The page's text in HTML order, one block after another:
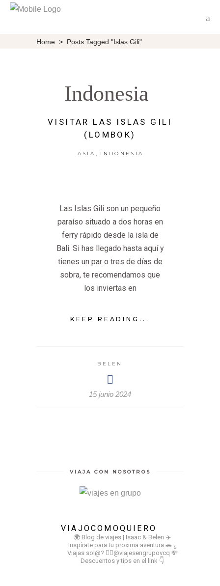
Home > Posts Tagged "Islas Gili"
Indonesia
VISITAR LAS ISLAS GILI
(LOMBOK)
ASIA , INDONESIA
Las Islas Gili son un pequeño
paraíso situado a dos horas en
ferry rápido desde la isla de
Bali. Si has llegado hasta aquí y
tienes un par o tres de días de
sobra, te recomendamos que
los inviertas en
KEEP READING...
BELEN
15 junio 2024
VIAJA CON NOSOTROS
VIAJOCOMOQUIERO
🌍 Blog de viajes | Isaac & Belen ✈️
Inspírate para tu proxima aventura 🚗 ¿
Viajas sol@? 👉🏻@viajesengrupovcq 💸
Descuentos y tips en el link 👇